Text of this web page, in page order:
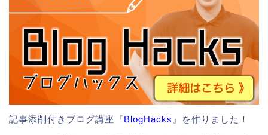
記事添削付きブログ講座『BlogHacks 』を作りました！